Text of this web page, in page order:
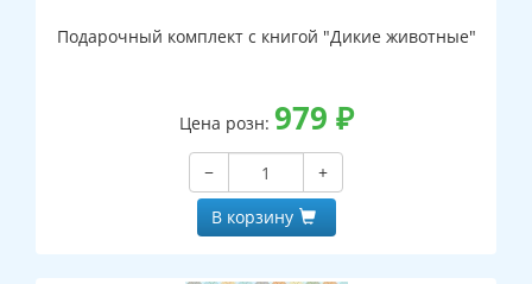
Подарочный комплект с книгой "Дикие животные"
Цена розн: 979 ₽
−
+
В корзину